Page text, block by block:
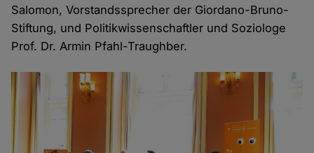
Salomon, Vorstandssprecher der Giordano-Bruno-
Stiftung, und Politikwissenschaftler und Soziologe
Prof. Dr. Armin Pfahl-Traughber.